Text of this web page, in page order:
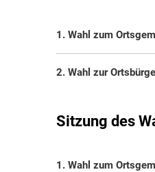
1. Wahl zum
2. Wahl zur
Sitzung des
1. Wahl zum